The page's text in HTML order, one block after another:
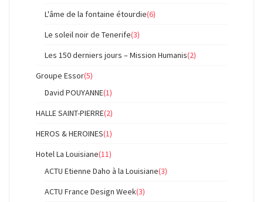
L'âme de la fontaine étourdie(6)
Le soleil noir de Tenerife(3)
Les 150 derniers jours – Mission Humanis(2)
Groupe Essor(5)
David POUYANNE(1)
HALLE SAINT-PIERRE(2)
HEROS & HEROINES(1)
Hotel La Louisiane(11)
ACTU Etienne Daho à la Louisiane(3)
ACTU France Design Week(3)